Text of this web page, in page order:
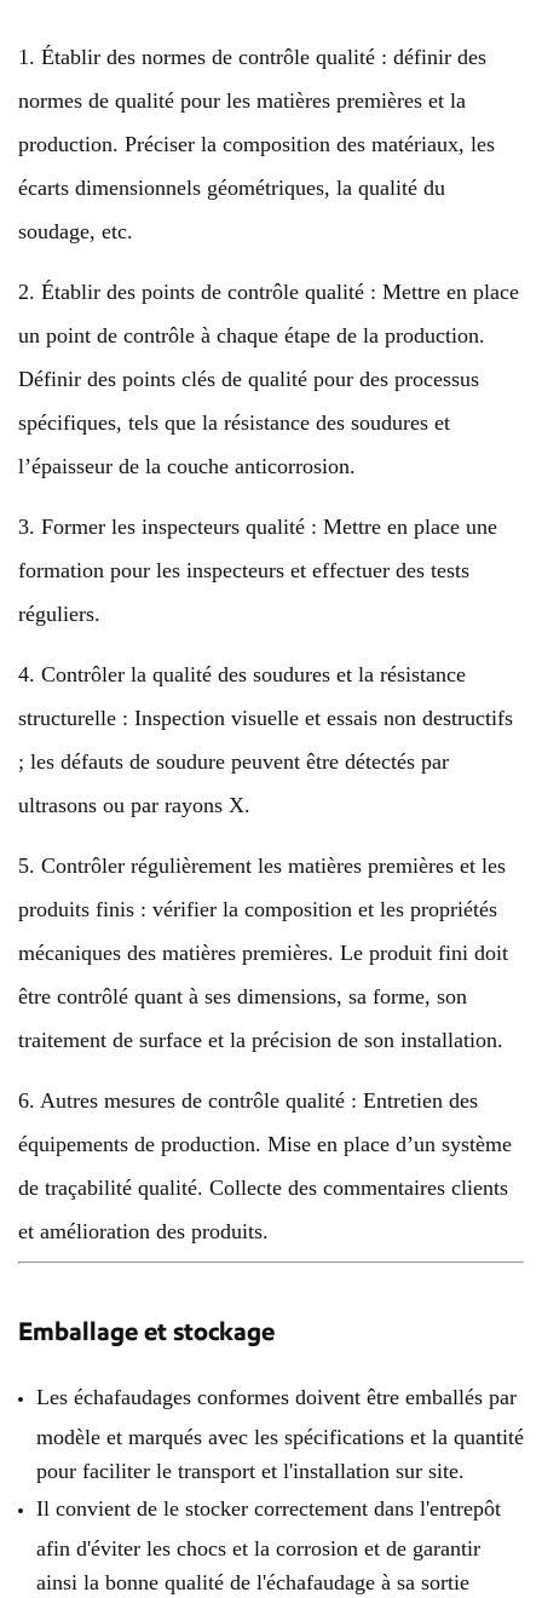
1. Établir des normes de contrôle qualité : définir des
normes de qualité pour les matières premières et la
production. Préciser la composition des matériaux, les
écarts dimensionnels géométriques, la qualité du
soudage, etc.
2. Établir des points de contrôle qualité : Mettre en place
un point de contrôle à chaque étape de la production.
Définir des points clés de qualité pour des processus
spécifiques, tels que la résistance des soudures et
l’épaisseur de la couche anticorrosion.
3. Former les inspecteurs qualité : Mettre en place une
formation pour les inspecteurs et effectuer des tests
réguliers.
4. Contrôler la qualité des soudures et la résistance
structurelle : Inspection visuelle et essais non destructifs
; les défauts de soudure peuvent être détectés par
ultrasons ou par rayons X.
5. Contrôler régulièrement les matières premières et les
produits finis : vérifier la composition et les propriétés
mécaniques des matières premières. Le produit fini doit
être contrôlé quant à ses dimensions, sa forme, son
traitement de surface et la précision de son installation.
6. Autres mesures de contrôle qualité : Entretien des
équipements de production. Mise en place d’un système
de traçabilité qualité. Collecte des commentaires clients
et amélioration des produits.
Emballage et stockage
Les échafaudages conformes doivent être emballés par
modèle et marqués avec les spécifications et la quantité
pour faciliter le transport et l'installation sur site.
Il convient de le stocker correctement dans l'entrepôt
afin d'éviter les chocs et la corrosion et de garantir
ainsi la bonne qualité de l'échafaudage à sa sortie